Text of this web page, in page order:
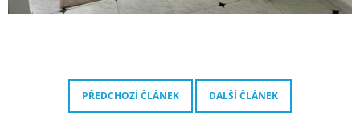
PŘEDCHOZÍ ČLÁNEK DALŠÍ ČLÁNEK